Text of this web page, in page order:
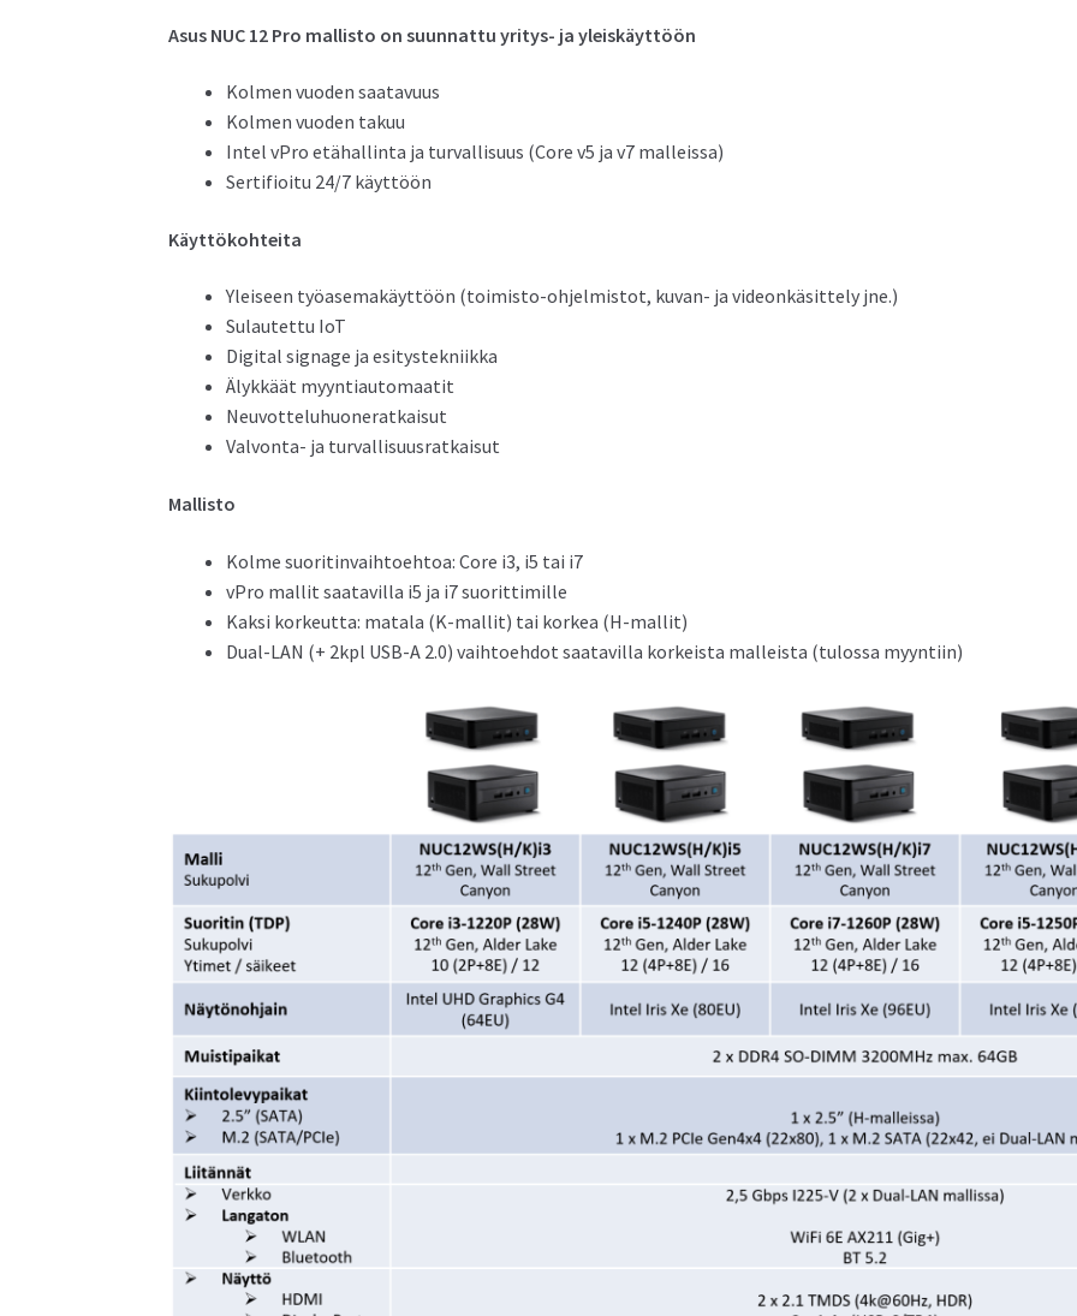
Asus NUC 12 Pro mallisto on suunnattu yritys- ja yleiskäyttöön
Kolmen vuoden saatavuus
Kolmen vuoden takuu
Intel vPro etähallinta ja turvallisuus (Core v5 ja v7 malleissa)
Sertifioitu 24/7 käyttöön
Käyttökohteita
Yleiseen työasemakäyttöön (toimisto-ohjelmistot, kuvan- ja videonkäsittely jne.)
Sulautettu IoT
Digital signage ja esitystekniikka
Älykkäät myyntiautomaatit
Neuvotteluhuoneratkaisut
Valvonta- ja turvallisuusratkaisut
Mallisto
Kolme suoritinvaihtoehtoa: Core i3, i5 tai i7
vPro mallit saatavilla i5 ja i7 suorittimille
Kaksi korkeutta: matala (K-mallit) tai korkea (H-mallit)
Dual-LAN (+ 2kpl USB-A 2.0) vaihtoehdot saatavilla korkeista malleista (tulossa myyntiin)